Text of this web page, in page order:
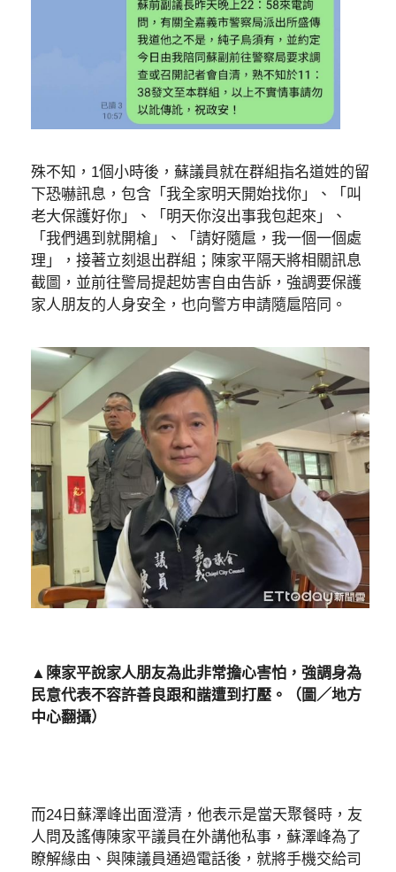
殊不知，1個小時後，蘇議員就在群組指名道姓的留
下恐嚇訊息，包含「我全家明天開始找你」、「叫
老大保護好你」、「明天你沒出事我包起來」、
「我們遇到就開槍」、「請好隨扈，我一個一個處
理」，接著立刻退出群組；陳家平隔天將相關訊息
截圖，並前往警局提起妨害自由告訴，強調要保護
家人朋友的人身安全，也向警方申請隨扈陪同。
▲陳家平說家人朋友為此非常擔心害怕，強調身為
民意代表不容許善良跟和諧遭到打壓。（圖／地方
中心翻攝）
而24日蘇澤峰出面澄清，他表示是當天聚餐時，友
人問及謠傳陳家平議員在外講他私事，蘇澤峰為了
瞭解緣由、與陳議員通過電話後，就將手機交給司